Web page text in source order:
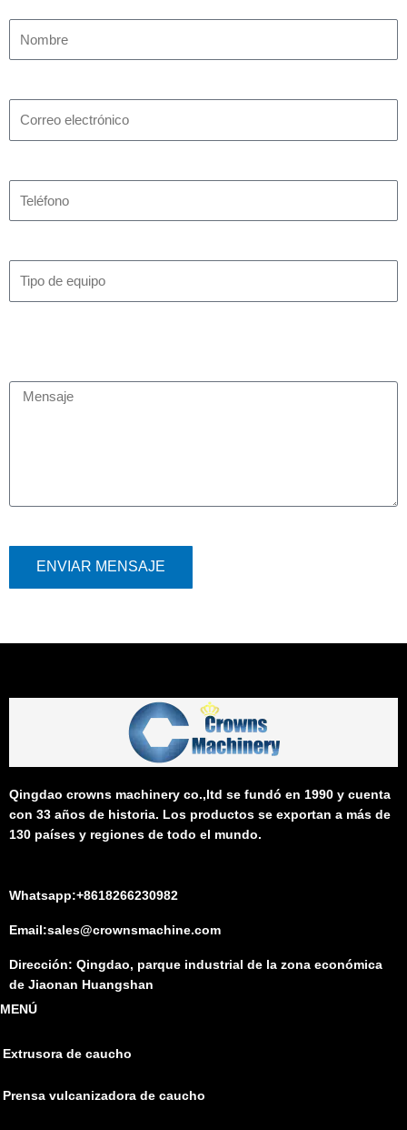
ENVIAR MENSAJE
Qingdao crowns machinery co.,ltd se fundó en 1990 y cuenta
con 33 años de historia. Los productos se exportan a más de
130 países y regiones de todo el mundo.
Whatsapp:+8618266230982
Email:sales@crownsmachine.com
Dirección: Qingdao, parque industrial de la zona económica
de Jiaonan Huangshan
MENÚ
Extrusora de caucho
Prensa vulcanizadora de caucho